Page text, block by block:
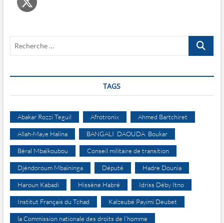
la
circulation
étroit
Recherche
TAGS
Abakar Rozzi Teguil Afrotronix Ahmed Bartchiret
Allah-Maye Halina BANGALI DAOUDA Boukar
Béral Mbaïkoubou Conseil militaire de transition
Djéndoroum Mbaïninga Député Hadre Dounia
Haroun Kabadi Hissène Habré Idriss Déby Itno
Institut Français du Tchad Kalzeubé Payimi Deubet
la Commission nationale des droits de l’homme